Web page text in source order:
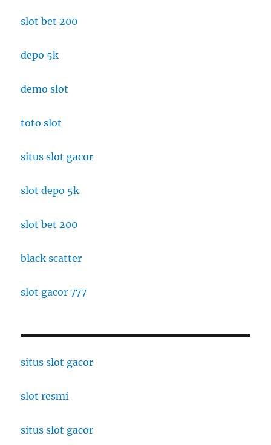
slot bet 200
depo 5k
demo slot
toto slot
situs slot gacor
slot depo 5k
slot bet 200
black scatter
slot gacor 777
situs slot gacor
slot resmi
situs slot gacor